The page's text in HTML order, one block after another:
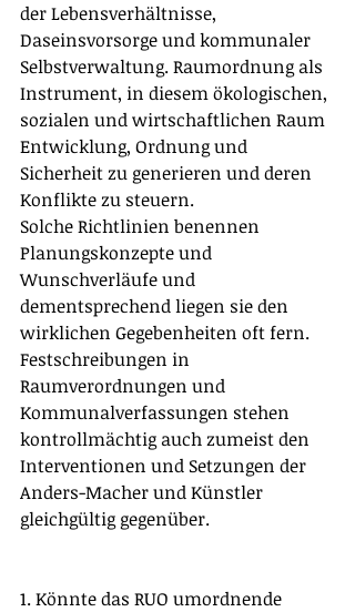
der Lebensverhältnisse,
Daseinsvorsorge und kommunaler
Selbstverwaltung. Raumordnung als
Instrument, in diesem ökologischen,
sozialen und wirtschaftlichen Raum
Entwicklung, Ordnung und
Sicherheit zu generieren und deren
Konflikte zu steuern.
Solche Richtlinien benennen
Planungskonzepte und
Wunschverläufe und
dementsprechend liegen sie den
wirklichen Gegebenheiten oft fern.
Festschreibungen in
Raumverordnungen und
Kommunalverfassungen stehen
kontrollmächtig auch zumeist den
Interventionen und Setzungen der
Anders-Macher und Künstler
gleichgültig gegenüber.
1. Könnte das RUO umordnende